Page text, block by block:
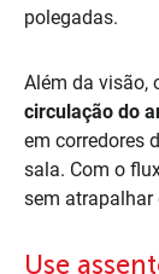
polegadas.
Além da visão,
circulação do
em corredores
sala. Com o
sem atrapalhar
Use